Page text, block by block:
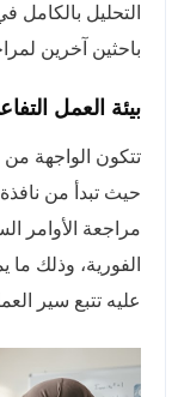
التحليل
باحثين آخرين
بيئة العمل
تتكون الواجهة
حيث تبدأ من
مراجعة الأوامر
الفورية، وذلك
عليه تتبع سير